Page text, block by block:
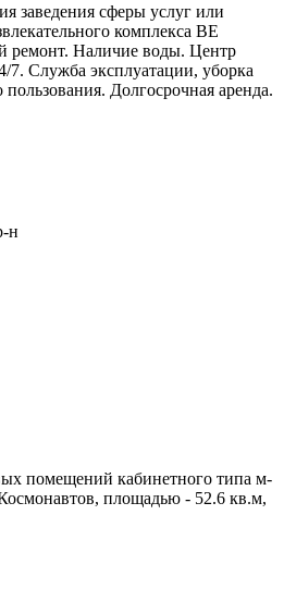
заведения сферы услуг или
комплекса BE
Наличие воды. Центр
7. Служба эксплуатации, уборка
Долгосрочная аренда.
н
помещений кабинетного типа м-
площадью - 52.6 кв.м,